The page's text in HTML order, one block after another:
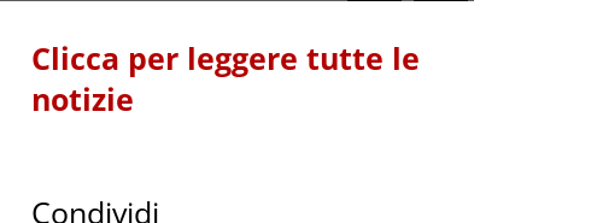
Clicca per leggere tutte le
notizie
Condividi